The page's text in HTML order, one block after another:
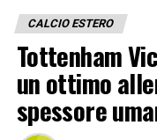
CALCIO ESTERO
Tottenham
un ottimo
spessore